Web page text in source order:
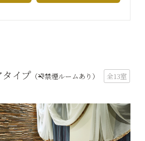
イプ （ 禁煙ルームあり） 全13室